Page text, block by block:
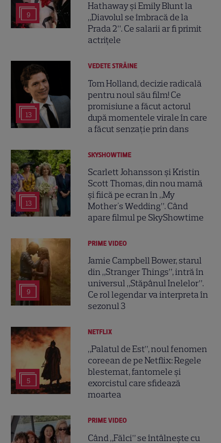
9
Hathaway și Emily Blunt la
„Diavolul se îmbracă de la
Prada 2”. Ce salarii ar fi primit
actrițele
13
VEDETE STRĂINE
Tom Holland, decizie radicală
pentru noul său film! Ce
promisiune a făcut actorul
după momentele virale în care
a făcut senzație prin dans
13
SKYSHOWTIME
Scarlett Johansson și Kristin
Scott Thomas, din nou mamă
și fiică pe ecran în „My
Mother's Wedding”. Când
apare filmul pe SkyShowtime
9
PRIME VIDEO
Jamie Campbell Bower, starul
din „Stranger Things”, intră în
universul „Stăpânul Inelelor”.
Ce rol legendar va interpreta în
sezonul 3
5
NETFLIX
„Palatul de Est”, noul fenomen
coreean de pe Netflix: Regele
blestemat, fantomele și
exorcistul care sfidează
moartea
PRIME VIDEO
Când „Fălci” se întâlnește cu